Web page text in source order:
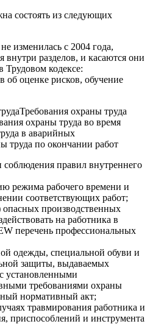
состоять из следующих
изменилась с 2004 года,
внутри разделов, и касаются они
Трудовом кодексе:
об оценке рисков, обучение
охраны труда
охраны труда во время
в аварийных
труда по окончании работ
соблюдения правил внутреннего
режима рабочего времени и
соответствующих работ;
производственных
на работника в
перечень профессиональных
одежды, специальной обуви и
защиты, выдаваемых
установленными
требованиями охраны
нормативный акт;
травмирования работника и
приспособлений и инструмента